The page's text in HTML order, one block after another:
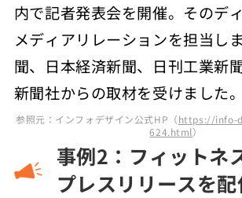
内で記者発表会を開催。そのデ
メディアリレーションを担当し
聞、日本経済新聞、日刊工業新
新聞社からの取材を受けました。
参照元：インフォデザイン公式HP（https://info-
624.html）
事例2：フィットネ
プレスリリースを